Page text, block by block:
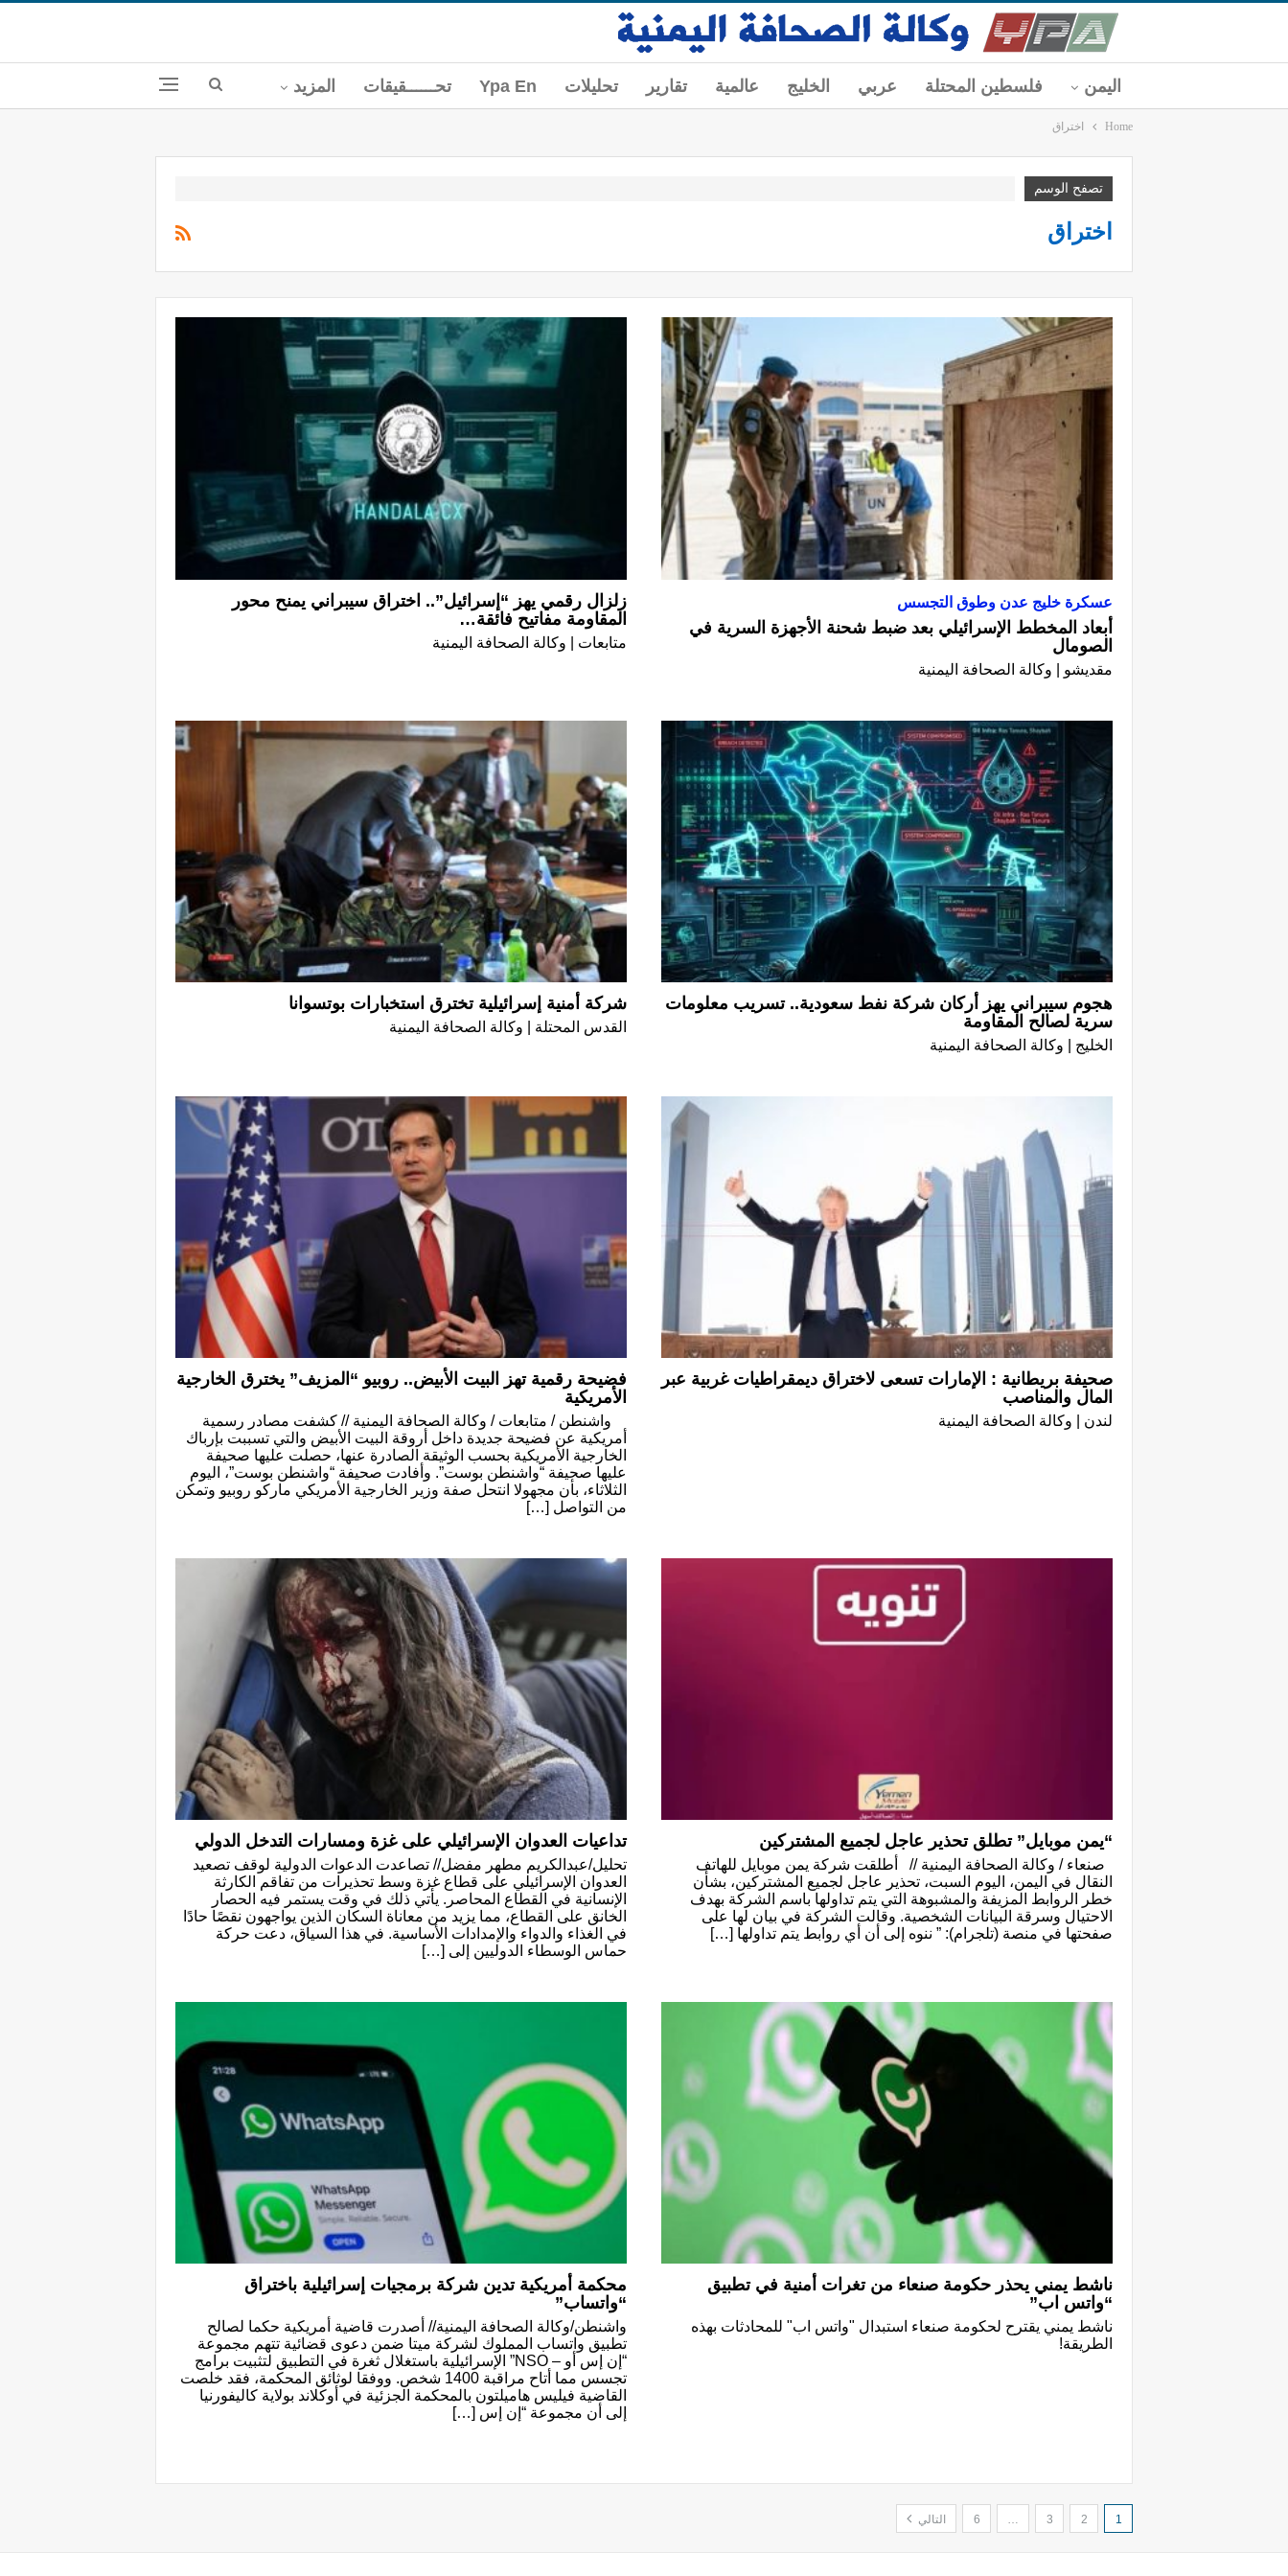
اليمن فلسطين المحتلة عربي الخليج عالمية تقارير تحليلات Ypa En تحــــــقيقات المزيد
Home اختراق
تصفح الوسم
اختراق
عسكرة خليج عدن وطوق التجسس
أبعاد المخطط الإسرائيلي بعد ضبط شحنة الأجهزة السرية في
الصومال
مقديشو | وكالة الصحافة اليمنية
زلزال رقمي يهز “إسرائيل”.. اختراق سيبراني يمنح محور
المقاومة مفاتيح فائقة…
متابعات | وكالة الصحافة اليمنية
هجوم سيبراني يهز أركان شركة نفط سعودية.. تسريب معلومات
سرية لصالح المقاومة
الخليج | وكالة الصحافة اليمنية
شركة أمنية إسرائيلية تخترق استخبارات بوتسوانا
القدس المحتلة | وكالة الصحافة اليمنية
صحيفة بريطانية : الإمارات تسعى لاختراق ديمقراطيات غربية عبر
المال والمناصب
لندن | وكالة الصحافة اليمنية
فضيحة رقمية تهز البيت الأبيض.. روبيو “المزيف” يخترق الخارجية
الأمريكية
واشنطن / متابعات / وكالة الصحافة اليمنية // كشفت مصادر رسمية
أمريكية عن فضيحة جديدة داخل أروقة البيت الأبيض والتي تسببت بإرباك
الخارجية الأمريكية بحسب الوثيقة الصادرة عنها، حصلت عليها صحيفة
عليها صحيفة “واشنطن بوست”. وأفادت صحيفة “واشنطن بوست”، اليوم
الثلاثاء، بأن مجهولا انتحل صفة وزير الخارجية الأمريكي ماركو روبيو وتمكن
من التواصل […]
“يمن موبايل” تطلق تحذير عاجل لجميع المشتركين
صنعاء / وكالة الصحافة اليمنية // أطلقت شركة يمن موبايل للهاتف
النقال في اليمن، اليوم السبت، تحذير عاجل لجميع المشتركين، بشأن
خطر الروابط المزيفة والمشبوهة التي يتم تداولها باسم الشركة بهدف
الاحتيال وسرقة البيانات الشخصية. وقالت الشركة في بيان لها على
صفحتها في منصة (تلجرام): ” ننوه إلى أن أي روابط يتم تداولها […]
تداعيات العدوان الإسرائيلي على غزة ومسارات التدخل الدولي
تحليل/عبدالكريم مطهر مفضل// تصاعدت الدعوات الدولية لوقف تصعيد
العدوان الإسرائيلي على قطاع غزة وسط تحذيرات من تفاقم الكارثة
الإنسانية في القطاع المحاصر. يأتي ذلك في وقت يستمر فيه الحصار
الخانق على القطاع، مما يزيد من معاناة السكان الذين يواجهون نقصًا حادًا
في الغذاء والدواء والإمدادات الأساسية. في هذا السياق، دعت حركة
حماس الوسطاء الدوليين إلى […]
ناشط يمني يحذر حكومة صنعاء من تغرات أمنية في تطبيق
“واتس اب”
ناشط يمني يقترح لحكومة صنعاء استبدال "واتس اب" للمحادثات بهذه
الطريقة!
محكمة أمريكية تدين شركة برمجيات إسرائيلية باختراق
“واتساب”
واشنطن/وكالة الصحافة اليمنية// أصدرت قاضية أمريكية حكما لصالح
تطبيق واتساب المملوك لشركة ميتا ضمن دعوى قضائية تتهم مجموعة
“إن إس أو – NSO” الإسرائيلية باستغلال ثغرة في التطبيق لتثبيت برامج
تجسس مما أتاح مراقبة 1400 شخص. ووفقا لوثائق المحكمة، فقد خلصت
القاضية فيليس هاميلتون بالمحكمة الجزئية في أوكلاند بولاية كاليفورنيا
إلى أن مجموعة “إن إس […]
1
2
3
…
6 التالي